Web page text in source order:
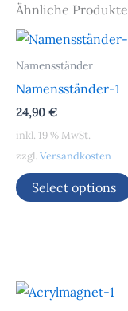
Ähnliche Produkte
Namensständer
Namensständer-1
24,90 €
inkl. 19 % MwSt.
zzgl. Versandkosten
Select options